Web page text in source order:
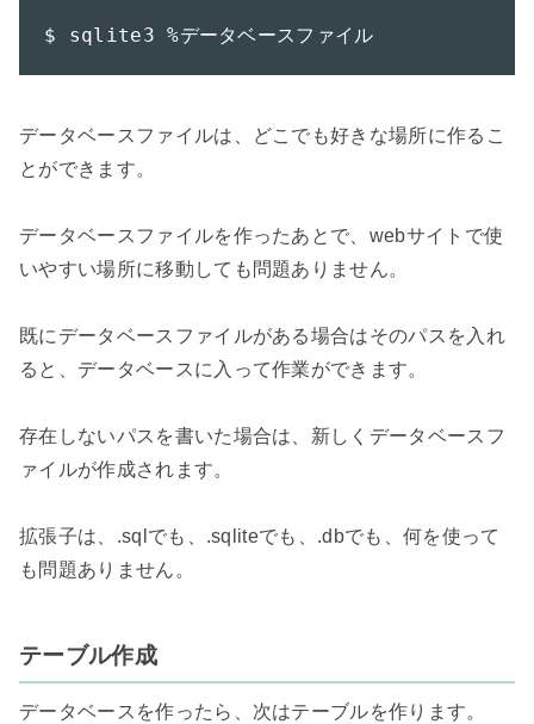
$ sqlite3 %データベースファイル
データベースファイルは、どこでも好きな場所に作るこ
とができます。
データベースファイルを作ったあとで、webサイトで使
いやすい場所に移動しても問題ありません。
既にデータベースファイルがある場合はそのパスを入れ
ると、データベースに入って作業ができます。
存在しないパスを書いた場合は、新しくデータベースフ
ァイルが作成されます。
拡張子は、.sqlでも、.sqliteでも、.dbでも、何を使って
も問題ありません。
テーブル作成
データベースを作ったら、次はテーブルを作ります。